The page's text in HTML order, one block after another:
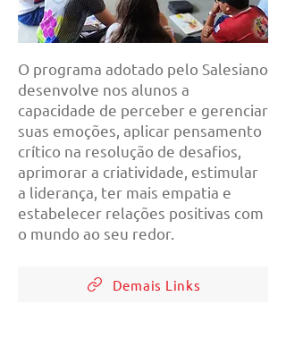
O programa adotado pelo Salesiano
desenvolve nos alunos a
capacidade de perceber e gerenciar
suas emoções, aplicar pensamento
crítico na resolução de desafios,
aprimorar a criatividade, estimular
a liderança, ter mais empatia e
estabelecer relações positivas com
o mundo ao seu redor.
Demais Links